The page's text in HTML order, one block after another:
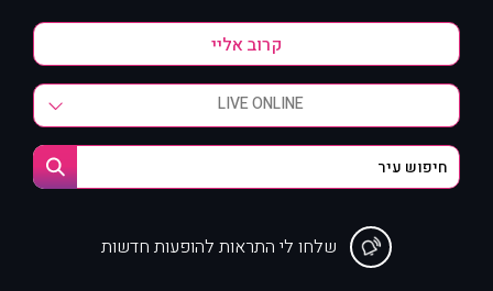
LIVE ONLINE
שלחו לי התראות להופעות חדשות